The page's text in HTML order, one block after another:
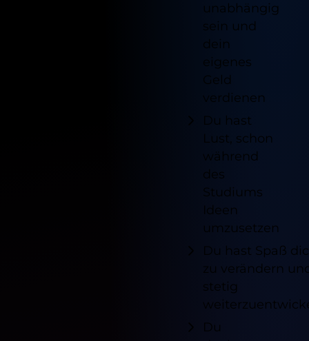
unabhängig
sein und
dein
eigenes
Geld
verdienen
Du hast
Lust, schon
während
des
Studiums
Ideen
umzusetzen
Du hast Spaß
zu verändern
stetig
Du